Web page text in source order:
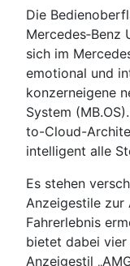
Die
Mercedes‑Benz
sich im
emotional und
konzerneigene
System
to-Cloud-
intelligent alle
Es stehen
Anzeigestile zur
Fahrerlebnis
bietet dabei vier
Anzeigestil